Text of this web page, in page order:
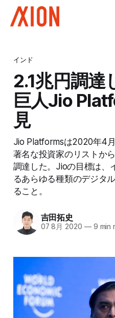
インド
2.1兆円調達
巨人Jio
見
Jio Platformsは2020年4
著名な投資家のリストか
調達した。Jioの目標は、
るあらゆる種類のデジタ
ること。
吉田拓史
07 8月 2020 —9 min